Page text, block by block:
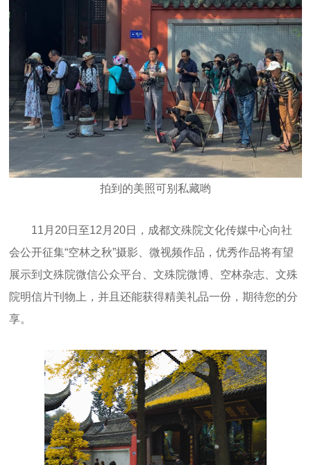
拍到的美照可别私藏哟
11月20日至12月20日，成都文殊院文化传媒中心向社
会公开征集“空林之秋”摄影、微视频作品，优秀作品将有望
展示到文殊院微信公众平台、文殊院微博、空林杂志、文殊
院明信片刊物上，并且还能获得精美礼品一份，期待您的分
享。